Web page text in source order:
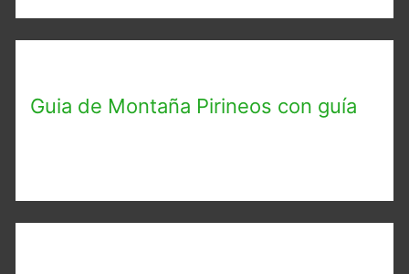
Guia de Montaña Pirineos con guía